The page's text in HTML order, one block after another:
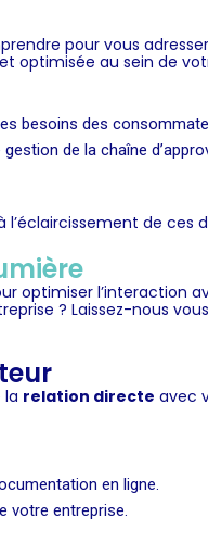
pour vous
au sein de
besoins des
gestion de la chaîne
de
optimiser l’interaction
? Laissez-nous
la relation directe avec
en ligne.
votre entreprise.